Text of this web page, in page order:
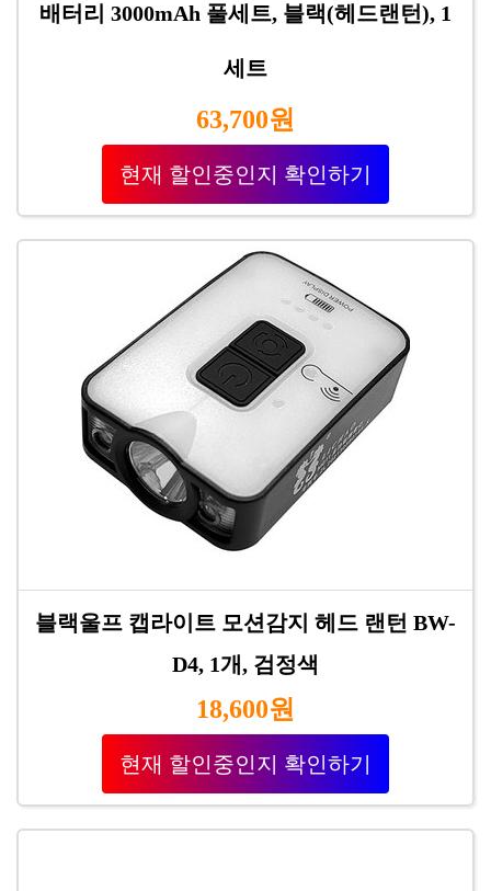
배터리 3000mAh 풀세트, 블랙(헤드랜턴), 1
세트
63,700원
현재 할인중인지 확인하기
블랙울프 캡라이트 모션감지 헤드 랜턴 BW-
D4, 1개, 검정색
18,600원
현재 할인중인지 확인하기